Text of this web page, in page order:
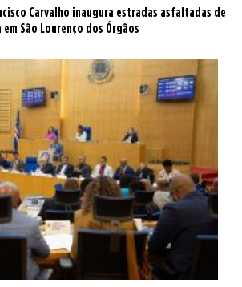
Carvalho inaugura estradas asfaltadas de
em São Lourenço dos Órgãos